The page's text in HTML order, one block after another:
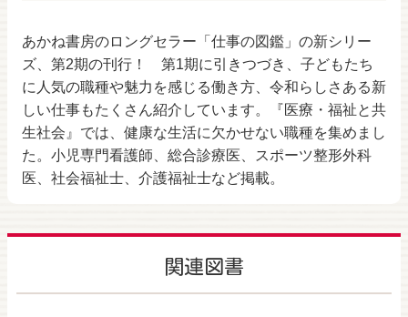
あかね書房のロングセラー「仕事の図鑑」の新シリー
ズ、第2期の刊行！ 第1期に引きつづき、子どもたち
に人気の職種や魅力を感じる働き方、令和らしさある新
しい仕事もたくさん紹介しています。『医療・福祉と共
生社会』では、健康な生活に欠かせない職種を集めまし
た。小児専門看護師、総合診療医、スポーツ整形外科
医、社会福祉士、介護福祉士など掲載。
関連図書